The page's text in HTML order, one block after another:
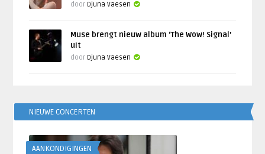
door Djuna Vaesen
Muse brengt nieuw album ‘The Wow! Signal’
uit
door Djuna Vaesen
NIEUWE CONCERTEN
AANKONDIGINGEN